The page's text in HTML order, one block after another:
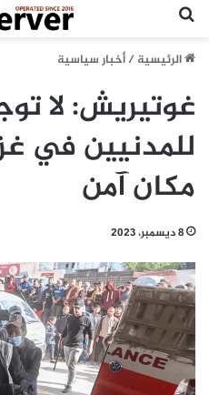
الرئيسية/أخبار سياسية
غوتيريش: لا
للمدنيين في
مكان آمن
8 ديسمبر، 2023